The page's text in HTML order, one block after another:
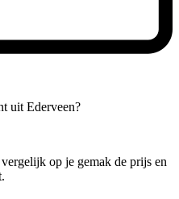
uit Ederveen?
op je gemak de prijs en